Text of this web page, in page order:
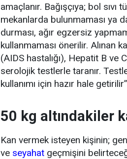
amaçlanır. Bağışçıya; bol sıvı
mekanlarda bulunmaması ya
durması, ağır egzersiz
kullanmaması önerilir. Alınan
(AIDS hastalığı), Hepatit B ve
serolojik testlerle taranır.
kullanımı için hazır hale
50 kg altındakiler
Kan vermek isteyen kişinin;
ve seyahat geçmişini